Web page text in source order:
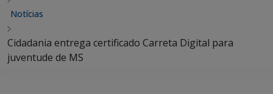
Notícias
Cidadania entrega certificado Carreta Digital para
juventude de MS